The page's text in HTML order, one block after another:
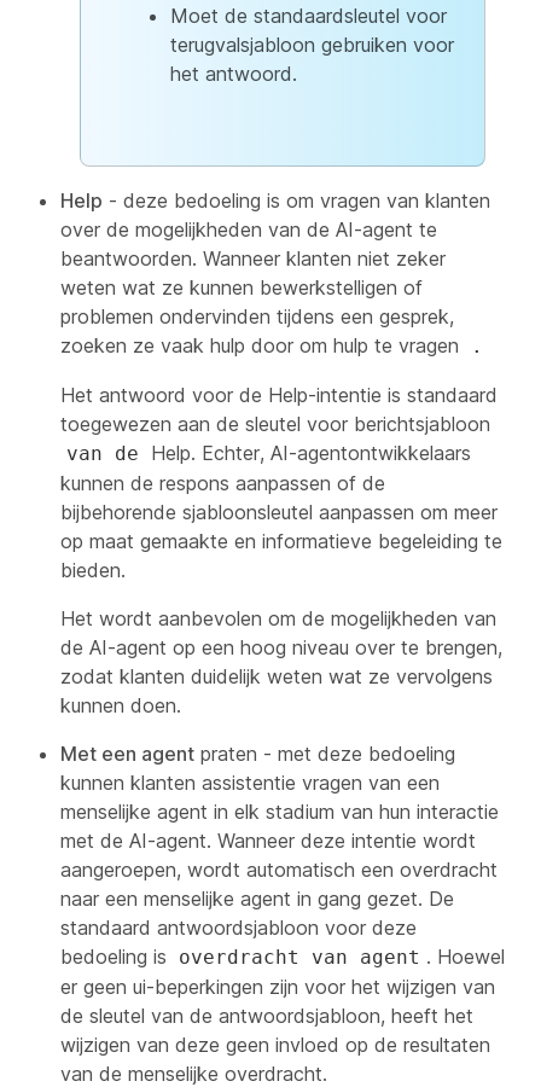
Moet de standaardsleutel voor
terugvalsjabloon gebruiken voor
het antwoord.
Help - deze bedoeling is om vragen van klanten
over de mogelijkheden van de AI-agent te
beantwoorden. Wanneer klanten niet zeker
weten wat ze kunnen bewerkstelligen of
problemen ondervinden tijdens een gesprek,
zoeken ze vaak hulp door om hulp te vragen
.
Het antwoord voor de Help-intentie is standaard
toegewezen aan de sleutel voor berichtsjabloon
van de
Help. Echter, AI-agentontwikkelaars
kunnen de respons aanpassen of de
bijbehorende sjabloonsleutel aanpassen om meer
op maat gemaakte en informatieve begeleiding te
bieden.
Het wordt aanbevolen om de mogelijkheden van
de AI-agent op een hoog niveau over te brengen,
zodat klanten duidelijk weten wat ze vervolgens
kunnen doen.
Met een agent praten - met deze bedoeling
kunnen klanten assistentie vragen van een
menselijke agent in elk stadium van hun interactie
met de AI-agent. Wanneer deze intentie wordt
aangeroepen, wordt automatisch een overdracht
naar een menselijke agent in gang gezet. De
standaard antwoordsjabloon voor deze
bedoeling is
overdracht van agent . Hoewel
er geen ui-beperkingen zijn voor het wijzigen van
de sleutel van de antwoordsjabloon, heeft het
wijzigen van deze geen invloed op de resultaten
van de menselijke overdracht.